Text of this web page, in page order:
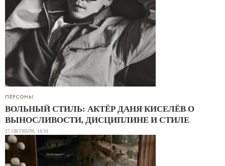
ПЕРСОНЫ
ВОЛЬНЫЙ СТИЛЬ: АКТЁР ДАНЯ КИСЕЛЁВ О
ВЫНОСЛИВОСТИ, ДИСЦИПЛИНЕ И СТИЛЕ
27 ОКТЯБРЯ, 18:01